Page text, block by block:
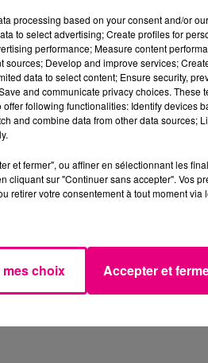
processing based on your consent and/or
to select advertising; Create profiles for
performance; Measure content
sources; Develop and improve services;
data to select content; Ensure security,
and communicate privacy choices. These
following functionalities: Identify devices
and combine data from other data sources;
et fermer", ou affiner en sélectionnant les
cliquant sur "Continuer sans accepter". Vos
retirer votre consentement à tout moment
mes choix Accepter et